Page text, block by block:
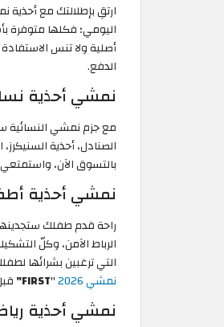
ارتقِ بإطلالتك مع
اليومي؛ فكلها متوفرة
أصلية ولا تنس
الدفع.
نمشي أحذية
مع جزم نمشي النسائية
الصنادل، أحذية
بالتسوق الآن،
نمشي أحذية
راحة قدم طفلك
الرباط الآمن، وكلّ
التي ترغبين بشرائها
نمشي 2026
"
FIRST"
نمشي أحذية